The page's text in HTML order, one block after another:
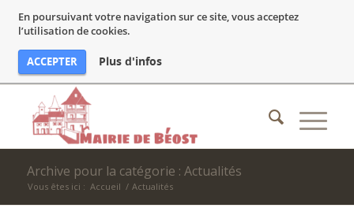
En poursuivant votre navigation sur ce site, vous acceptez
l’utilisation de cookies.
ACCEPTER Plus d'infos
Archive pour la catégorie : Actualités
Vous êtes ici : Accueil / Actualités